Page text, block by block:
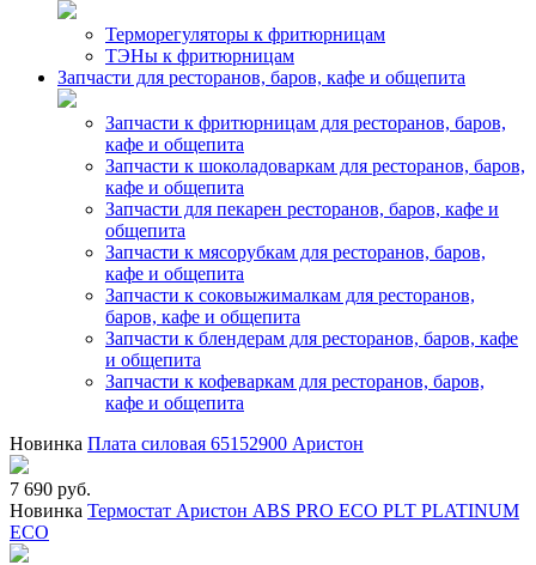
Терморегуляторы к фритюрницам
ТЭНы к фритюрницам
Запчасти для ресторанов, баров, кафе и общепита
Запчасти к фритюрницам для ресторанов, баров,
кафе и общепита
Запчасти к шоколадоваркам для ресторанов, баров,
кафе и общепита
Запчасти для пекарен ресторанов, баров, кафе и
общепита
Запчасти к мясорубкам для ресторанов, баров,
кафе и общепита
Запчасти к соковыжималкам для ресторанов,
баров, кафе и общепита
Запчасти к блендерам для ресторанов, баров, кафе
и общепита
Запчасти к кофеваркам для ресторанов, баров,
кафе и общепита
Новинка Плата силовая 65152900 Аристон
7 690 руб.
Новинка Термостат Аристон ABS PRO ECO PLT PLATINUM
ECO